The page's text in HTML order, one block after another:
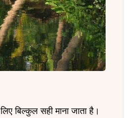
बिल्कुल सही माना जाता है।